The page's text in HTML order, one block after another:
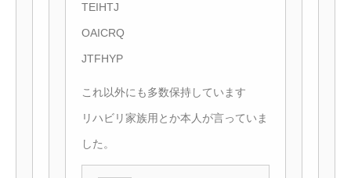
TEIHTJ
OAICRQ
JTFHYP
これ以外にも多数保持しています
リハビリ家族用とか本人が言っていま
した。